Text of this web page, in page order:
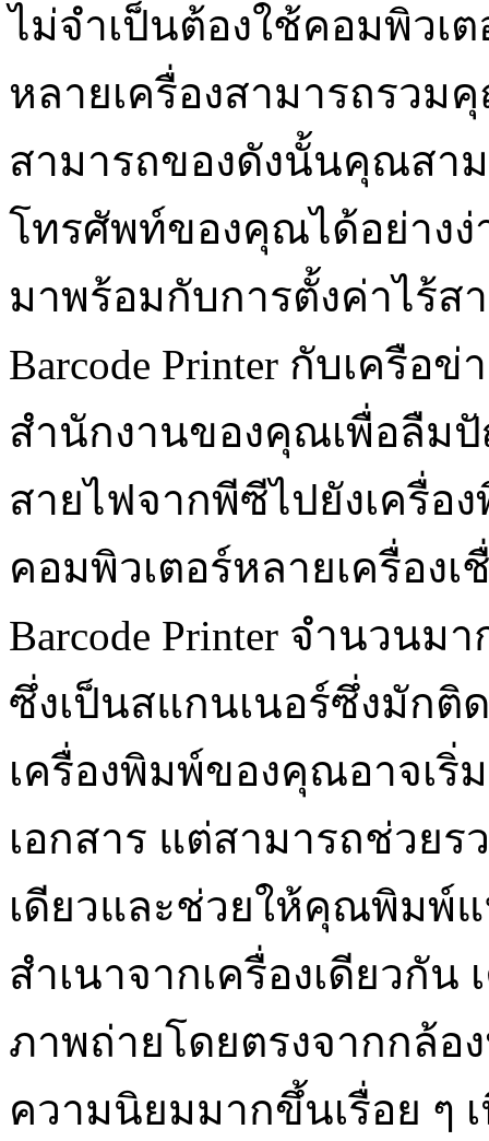
ไม่จำเป็นต้องใช้คอมพิวเ
หลายเครื่องสามารถรว
สามารถของดังนั้นคุณสา
โทรศัพท์ของคุณได้อย่างง่
มาพร้อมกับการตั้งค่าไร้ส
Barcode Printer กับเครือ
สำนักงานของคุณเพื่อลืม
สายไฟจากพีซีไปยังเครื่
คอมพิวเตอร์หลายเครื่อง
Barcode Printer จำนวน
ซึ่งเป็นสแกนเนอร์ซึ่งมัก
เครื่องพิมพ์ของคุณอาจเริ่
เอกสาร แต่สามารถช่วยร
เดียวและช่วยให้คุณพิมพ์แ
สำเนาจากเครื่องเดียวกั
ภาพถ่ายโดยตรงจากกล้
ความนิยมมากขึ้นเรื่อย ๆ